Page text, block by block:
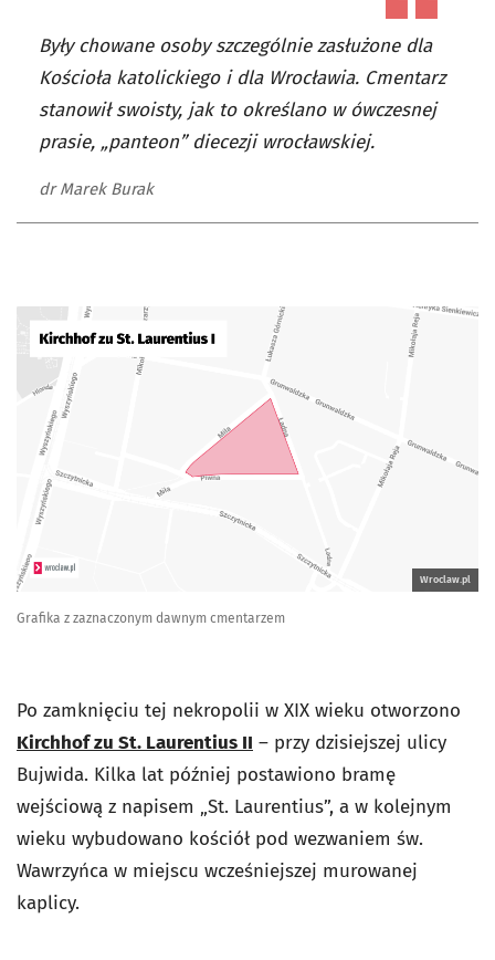
Były chowane osoby szczególnie zasłużone dla
Kościoła katolickiego i dla Wrocławia. Cmentarz
stanowił swoisty, jak to określano w ówczesnej
prasie, „panteon” diecezji wrocławskiej.
dr Marek Burak
Wroclaw.pl
Grafika z zaznaczonym dawnym cmentarzem
Po zamknięciu tej nekropolii w XIX wieku otworzono
Kirchhof zu St. Laurentius II – przy dzisiejszej ulicy
Bujwida. Kilka lat później postawiono bramę
wejściową z napisem „St. Laurentius”, a w kolejnym
wieku wybudowano kościół pod wezwaniem św.
Wawrzyńca w miejscu wcześniejszej murowanej
kaplicy.